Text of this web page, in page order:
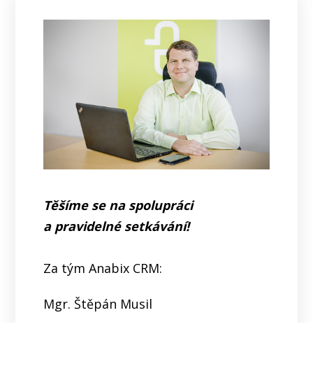
Těšíme se na spolupráci
a pravidelné setkávání!
Za tým Anabix CRM:
Mgr. Štěpán Musil